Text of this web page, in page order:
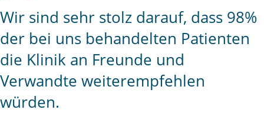
Wir sind sehr stolz darauf, dass 98%
der bei uns behandelten Patienten
die Klinik an Freunde und
Verwandte weiterempfehlen
würden.